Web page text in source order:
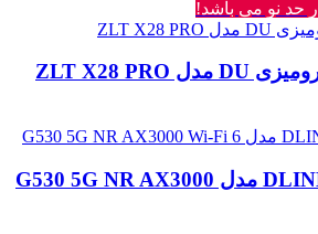
در حد نو می باشد!
مودم 5G رومیزی DLINK مدل G530 5G NR AX3000